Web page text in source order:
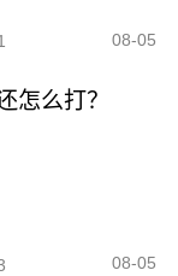
08-05
怎么打？
08-05